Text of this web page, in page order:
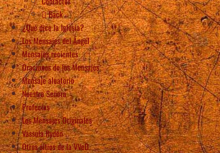
Back
¿Qué dice la Iglesia?
Los Mensajes del Ángel
Mensajes recientes
Oraciones de los Mensajes
Mensaje aleatorio
Nuestra Señora
Profecías
Los Mensajes Originales
Vassula Rydén
Otros sitios de la VVeD